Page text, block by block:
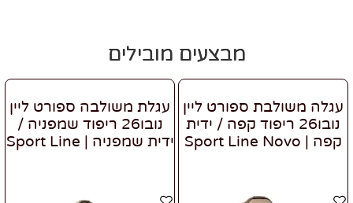
מבצעים מובילים
עגלה משולבת ספורט ליין
נובו26 ריפוד קפה / ידית
קפה | Sport Line Novo
עגלת משולבה ספורט ליין
נובו26 ריפוד שמפניה /
ידית שמפניה | Sport Line